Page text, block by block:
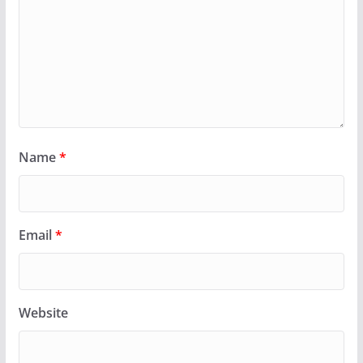
Name*
Email*
Website